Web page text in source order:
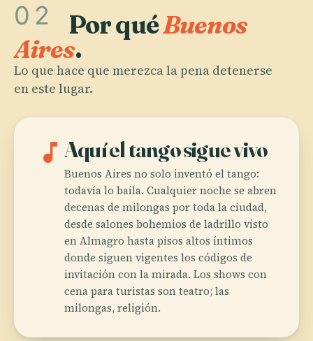
02 Por quéBuenos
Aires.
Lo que hace que merezca la pena detenerse
en este lugar.
music_note Aquí el tango sigue vivo
Buenos Aires no solo inventó el tango:
todavía lo baila. Cualquier noche se abren
decenas de milongas por toda la ciudad,
desde salones bohemios de ladrillo visto
en Almagro hasta pisos altos íntimos
donde siguen vigentes los códigos de
invitación con la mirada. Los shows con
cena para turistas son teatro; las
milongas, religión.